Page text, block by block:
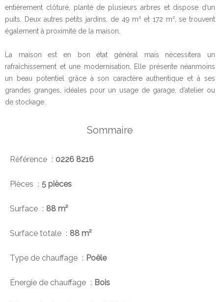
entièrement clôturé, planté de plusieurs arbres et dispose d’un
puits. Deux autres petits jardins, de 49 m² et 172 m², se trouvent
également à proximité de la maison.
La maison est en bon état général mais nécessitera un
rafraîchissement et une modernisation. Elle présente néanmoins
un beau potentiel grâce à son caractère authentique et à ses
grandes granges, idéales pour un usage de garage, d’atelier ou
de stockage.
Sommaire
Référence 0226 8216
Pièces 5 pièces
Surface 88 m²
Surface totale 88 m²
Type de chauffage Poêle
Énergie de chauffage Bois